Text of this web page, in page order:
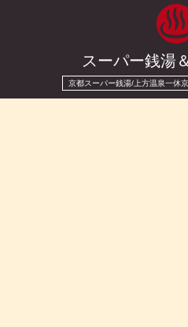
スーパー銭湯
京都スーパー銭湯/上方温泉一休